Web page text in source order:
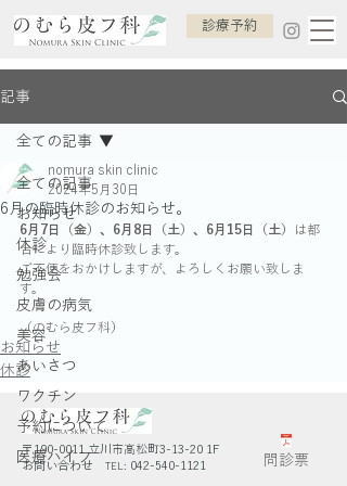
診療予約
記事
全ての記事
お知らせ
休診
勉強会
皮膚の病気
美容
あいさつ
ワクチン
予約について
医療ハイフ
全ての記事
6月の臨時休診のお知らせ。
nomura skin clinic
2024年5月30日
6月7日（金）、6月8日（土）、6月15日（土）
は都
合により臨時休診致します。
ご不便をおかけしますが、よろしくお願い致しま
す。
（のむら皮フ科）
お知らせ
休診
〒190-0011 立川市高松町3-13-20 1F
お問い合わせ
TEL: 042-540-1121 問診票